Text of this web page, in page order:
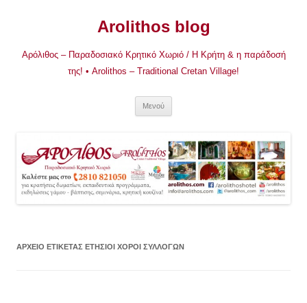
Arolithos blog
Αρόλιθος – Παραδοσιακό Κρητικό Χωριό / Η Κρήτη & η παράδοσή
της! • Arolithos – Traditional Cretan Village!
Μενού
ΑΡΧΕΊΟ ΕΤΙΚΈΤΑΣ ΕΤΉΣΙΟΙ ΧΟΡΟΊ ΣΥΛΛΌΓΩΝ